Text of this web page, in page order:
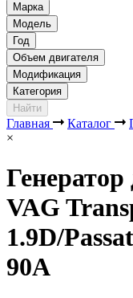
Марка
Модель
Год
Объем двигателя
Модификация
Категория
Найти
Главная Каталог
×
VAG
1.9D/
90A